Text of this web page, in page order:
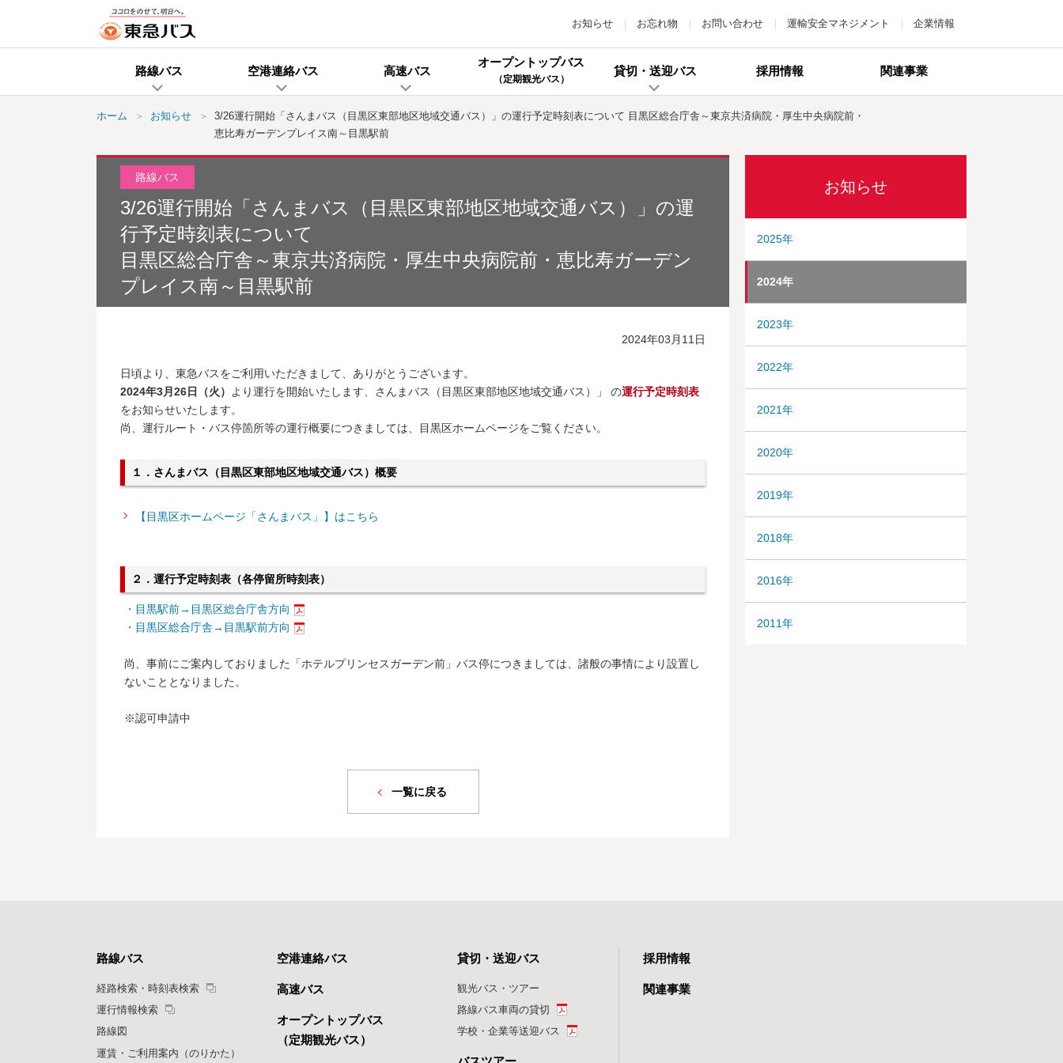
お知らせ お忘れ物 お問い合わせ 運輸安全マネジメント 企業情報
路線バス 空港連絡バス 高速バス
オープントップバス
（定期観光バス）
貸切・送迎バス 採用情報 関連事業
ホーム お知らせ
3/26運行開始「さんまバス（目黒区東部地区地域交通バス）」の運行予定時刻表について 目黒区総合庁舎～東京共済病院・厚生中央病院前・
恵比寿ガーデンプレイス南～目黒駅前
路線バス
3/26運行開始「さんまバス（目黒区東部地区地域交通バス）」の運
行予定時刻表について
目黒区総合庁舎～東京共済病院・厚生中央病院前・恵比寿ガーデン
プレイス南～目黒駅前
2024年03月11日
日頃より、東急バスをご利用いただきまして、ありがとうございます。
2024年3月26日（火）
より運行を開始いたします、さんまバス（目黒区東部地区地域交通バス）」 の運行予定時刻表
をお知らせいたします。
尚、運行ルート・バス停箇所等の運行概要につきましては、目黒区ホームページをご覧ください。
１．さんまバス（目黒区東部地区地域交通バス）概要
【目黒区ホームページ「さんまバス」】はこちら
２．運行予定時刻表（各停留所時刻表）
・目黒駅前→目黒区総合庁舎方向
・目黒区総合庁舎→目黒駅前方向
尚、事前にご案内しておりました「ホテルプリンセスガーデン前」バス停につきましては、諸般の事情により設置し
ないこととなりました。
※認可申請中
一覧に戻る
お知らせ
2025年
2024年
2023年
2022年
2021年
2020年
2019年
2018年
2016年
2011年
路線バス
経路検索・時刻表検索
運行情報検索
路線図
運賃・ご利用案内（のりかた）
空港連絡バス
高速バス
オープントップバス
（定期観光バス）
貸切・送迎バス
観光バス・ツアー
路線バス車両の貸切
学校・企業等送迎バス
採用情報
関連事業